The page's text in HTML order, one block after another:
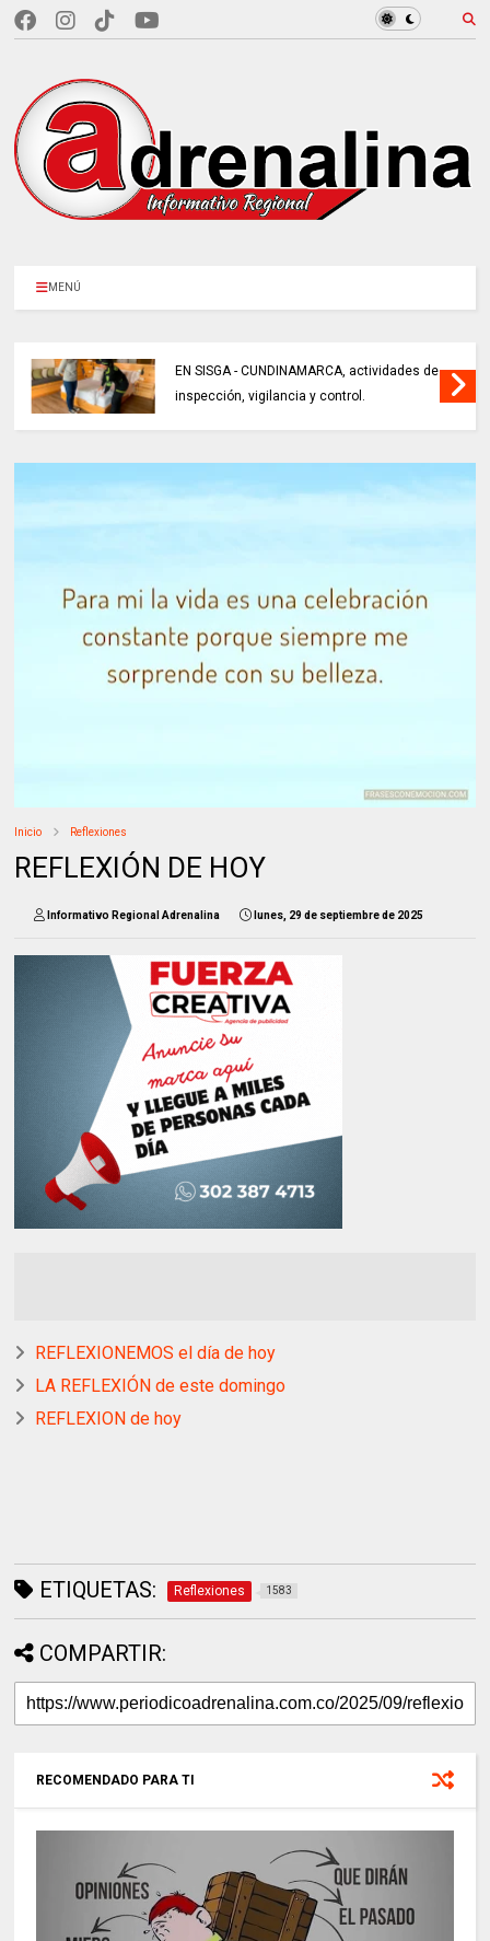
MENÚ
EN SISGA - CUNDINAMARCA, actividades de
inspección, vigilancia y control.
Inicio Reflexiones
REFLEXIÓN DE HOY
Informativo Regional Adrenalina lunes, 29 de septiembre de 2025
REFLEXIONEMOS el día de hoy
LA REFLEXIÓN de este domingo
REFLEXION de hoy
ETIQUETAS: Reflexiones 1583
COMPARTIR:
RECOMENDADO PARA TI